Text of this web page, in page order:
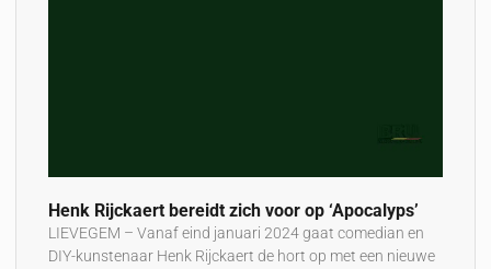
Henk Rijckaert bereidt zich voor op ‘Apocalyps’
LIEVEGEM – Vanaf eind januari 2024 gaat comedian en
DIY-kunstenaar Henk Rijckaert de hort op met een nieuwe